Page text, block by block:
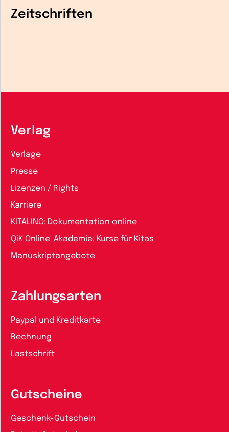
Zeitschriften
Verlag
Verlage
Presse
Lizenzen / Rights
Karriere
KITALINO: Dokumentation online
QiK Online-Akademie: Kurse für Kitas
Manuskriptangebote
Zahlungsarten
Paypal und Kreditkarte
Rechnung
Lastschrift
Gutscheine
Geschenk-Gutschein